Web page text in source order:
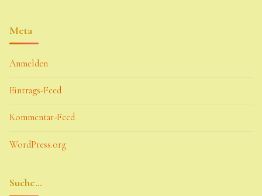
Meta
Anmelden
Eintrags-Feed
Kommentar-Feed
WordPress.org
Suche…